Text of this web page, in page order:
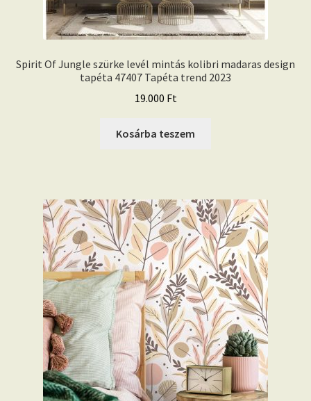
Spirit Of Jungle szürke levél mintás kolibri madaras design
tapéta 47407 Tapéta trend 2023
19.000 Ft
Kosárba teszem